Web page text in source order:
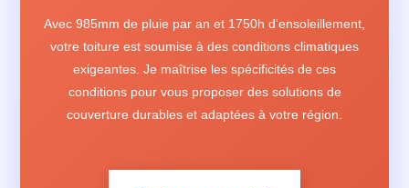
Avec 985mm de pluie par an et 1750h d'ensoleillement,
votre toiture est soumise à des conditions climatiques
exigeantes. Je maîtrise les spécificités de ces
conditions pour vous proposer des solutions de
couverture durables et adaptées à votre région.